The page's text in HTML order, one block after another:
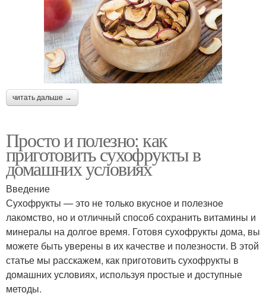
читать дальше →
Просто и полезно: как
приготовить сухофрукты в
домашних условиях
Введение
Сухофрукты — это не только вкусное и полезное
лакомство, но и отличный способ сохранить витамины и
минералы на долгое время. Готовя сухофрукты дома, вы
можете быть уверены в их качестве и полезности. В этой
статье мы расскажем, как приготовить сухофрукты в
домашних условиях, используя простые и доступные
методы.